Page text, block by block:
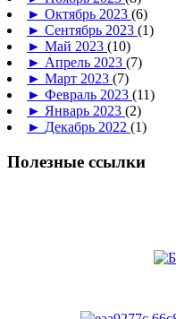
► Октябрь 2023 (6)
► Сентябрь 2023 (1)
► Май 2023 (10)
► Апрель 2023 (7)
► Март 2023 (7)
► Февраль 2023 (11)
► Январь 2023 (2)
► Декабрь 2022 (1)
Полезные ссылки